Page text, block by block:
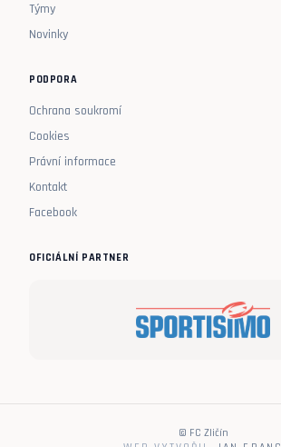
Týmy
Novinky
PODPORA
Ochrana soukromí
Cookies
Právní informace
Kontakt
Facebook
OFICIÁLNÍ PARTNER
© FC Zličín